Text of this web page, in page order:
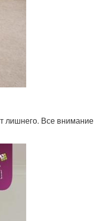
лишнего. Все внимание